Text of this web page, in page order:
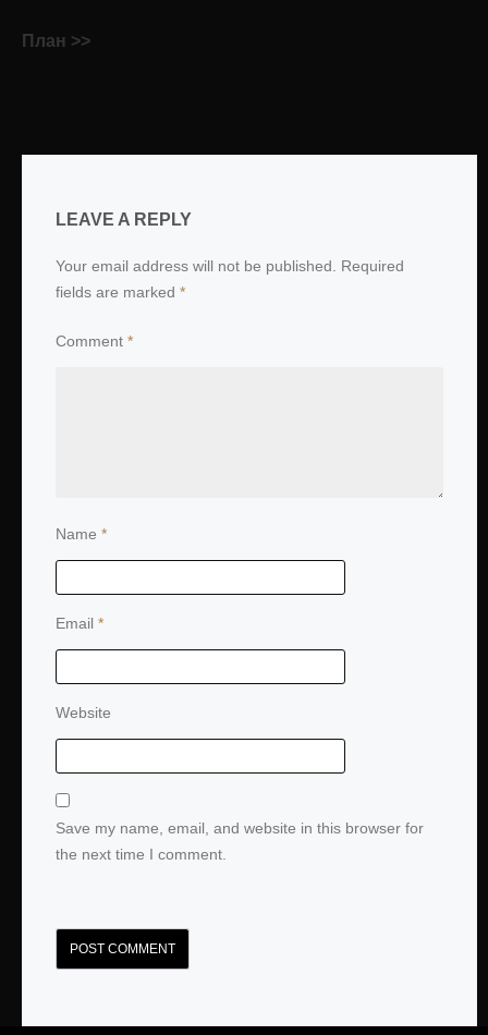
План >>
LEAVE A REPLY
Your email address will not be published.
Required
fields are marked *
Comment *
Name *
Email *
Website
Save my name, email, and website in this browser for
the next time I comment.